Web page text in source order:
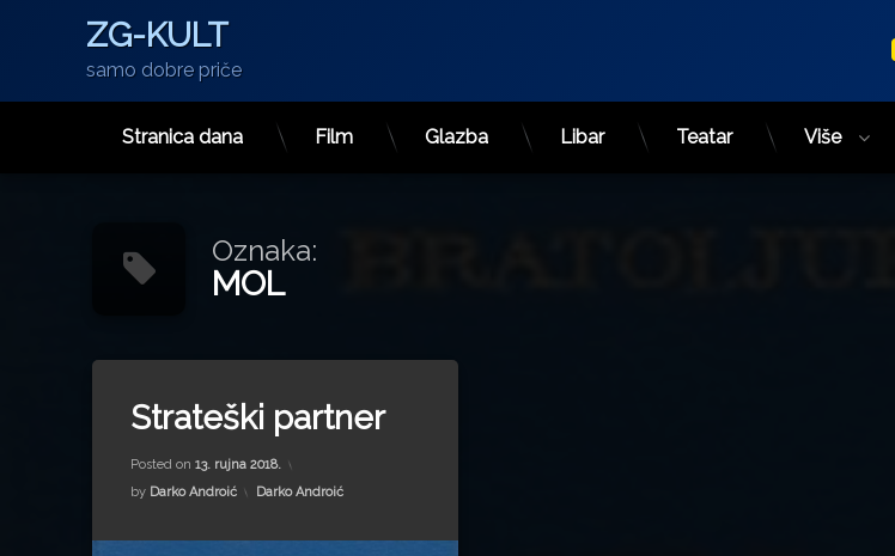
ZG-KULT
samo dobre priče
Stranica dana Film Glazba Libar Teatar Više
Oznaka:
MOL
Strateški partner
Posted on 13. rujna 2018.
by Darko Androić Kategorije:
Darko Androić
Danko Končar
Dinar
INA